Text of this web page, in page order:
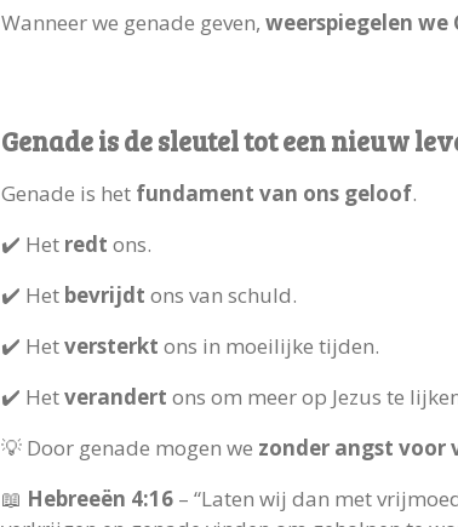
Wanneer we genade geven, weerspiegelen we
Genade is de sleutel tot een nieuw
Genade is het fundament van ons geloof.
✔️ Het redt ons.
✔️ Het bevrijdt ons van schuld.
✔️ Hetversterkt ons in moeilijke tijden.
✔️ Hetverandert ons om meer op Jezus te
💡 Door genade mogen we zonder angst voor
📖 Hebreeën 4:16 – “Laten wij dan met